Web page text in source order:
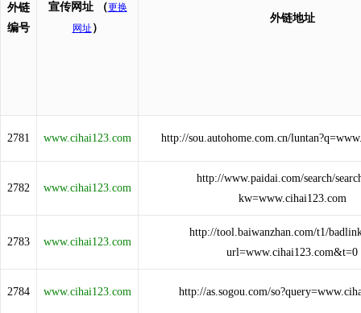
外链
编号
宣传网址 （更换
网址 ）
外链地址
2781 www.cihai123.com http://sou.autohome.com.cn/
2782 www.cihai123.com
http://www.paidai.com/search/
kw=www.cihai123.com
2783 www.cihai123.com
http://tool.baiwanzhan.com/t1/
url=www.cihai123.com&t=0
2784 www.cihai123.com http://as.sogou.com/